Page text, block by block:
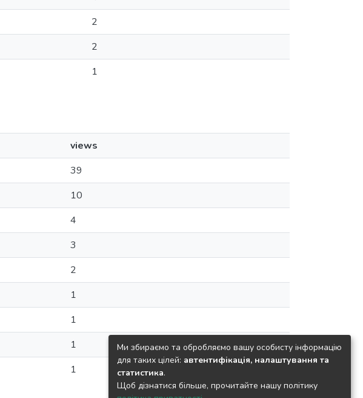
2
2
1
views
39
10
4
3
2
1
1
1
1
Ми збираємо та обробляємо вашу особисту інформацію
для таких цілей: автентифікація, налаштування та
статистика.
Щоб дізнатися більше, прочитайте нашу політику